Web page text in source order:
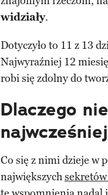
widziały.
Dotyczyło to 11 z 13
Najwyraźniej 12
robi się zdolny do
Dlaczego
Co się z nimi dzieje w
największych